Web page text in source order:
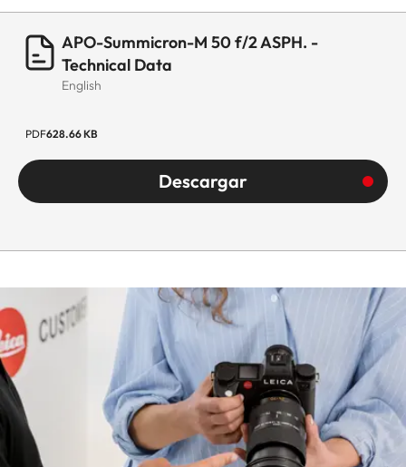
APO-Summicron-M 50 f/2 ASPH. -
Technical Data
English
PDF628.66 KB
Descargar